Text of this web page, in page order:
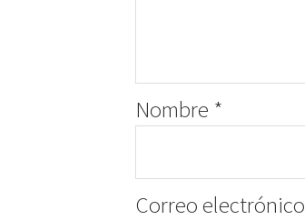
Nombre *
Correo electrónico